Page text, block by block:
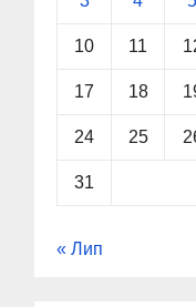
10 11
17 18
24 25
31
« Лип